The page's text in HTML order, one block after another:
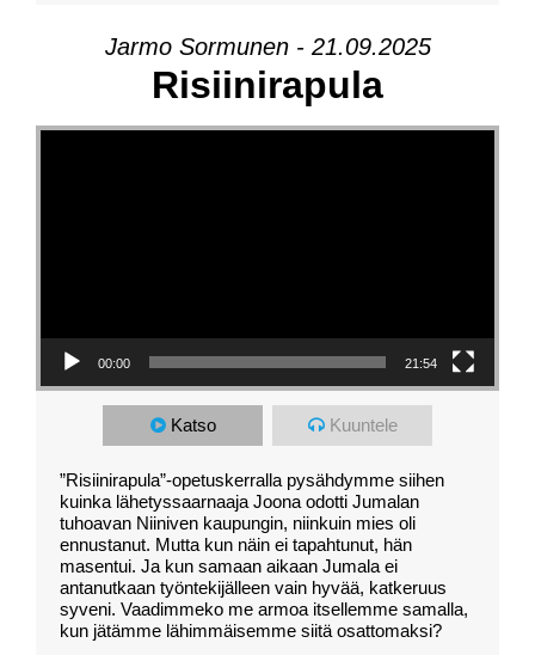
Jarmo Sormunen - 21.09.2025
Risiinirapula
Videotoistin
00:00 21:54
Katso Kuuntele
”Risiinirapula”-opetuskerralla pysähdymme siihen
kuinka lähetyssaarnaaja Joona odotti Jumalan
tuhoavan Niiniven kaupungin, niinkuin mies oli
ennustanut. Mutta kun näin ei tapahtunut, hän
masentui. Ja kun samaan aikaan Jumala ei
antanutkaan työntekijälleen vain hyvää, katkeruus
syveni. Vaadimmeko me armoa itsellemme samalla,
kun jätämme lähimmäisemme siitä osattomaksi?